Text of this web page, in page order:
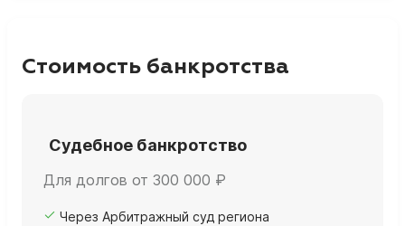
Стоимость банкротства
Судебное банкротство
Для долгов от 300 000 ₽
Через Арбитражный суд региона